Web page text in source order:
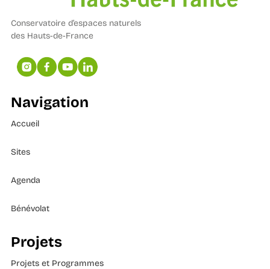
Conservatoire d’espaces naturels
des Hauts-de-France
Navigation
Accueil
Sites
Agenda
Bénévolat
Projets
Projets et Programmes